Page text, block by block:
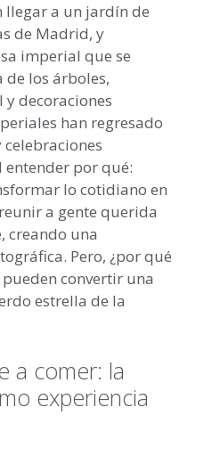
llegar a un jardín de
de Madrid, y
imperial que se
los árboles,
decoraciones
han regresado
entender por qué:
lo cotidiano en
a gente querida
creando una
Pero, ¿por qué
convertir una
estrella de la
a comer: la
experiencia